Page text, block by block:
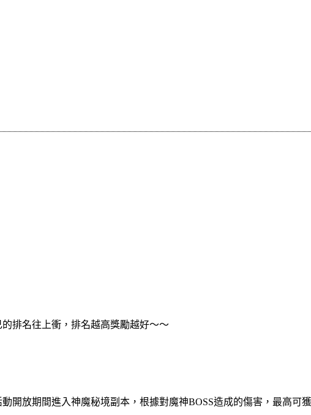
排名往上衝，排名越高獎勵越好～～
開放期間進入神魔秘境副本，根據對魔神BOSS造成的傷害，最高可